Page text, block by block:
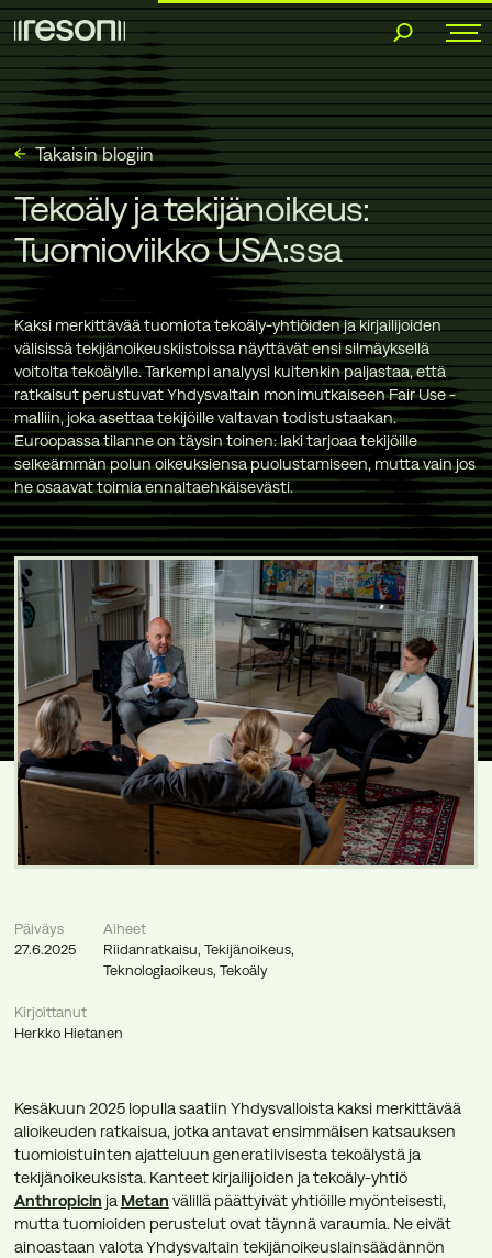
Siirry
sisältöön
Takaisin blogiin
Tekoäly ja tekijänoikeus:
Tuomioviikko USA:ssa
Kaksi merkittävää tuomiota tekoäly-yhtiöiden ja kirjailijoiden
välisissä tekijänoikeuskiistoissa näyttävät ensi silmäyksellä
voitolta tekoälylle. Tarkempi analyysi kuitenkin paljastaa, että
ratkaisut perustuvat Yhdysvaltain monimutkaiseen Fair Use -
malliin, joka asettaa tekijöille valtavan todistustaakan.
Euroopassa tilanne on täysin toinen: laki tarjoaa tekijöille
selkeämmän polun oikeuksiensa puolustamiseen, mutta vain jos
he osaavat toimia ennaltaehkäisevästi.
Päiväys
27.6.2025
Aiheet
Riidanratkaisu,Tekijänoikeus,
Teknologiaoikeus,Tekoäly
Kirjoittanut
Herkko Hietanen
Kesäkuun 2025 lopulla saatiin Yhdysvalloista kaksi merkittävää
alioikeuden ratkaisua, jotka antavat ensimmäisen katsauksen
tuomioistuinten ajatteluun generatiivisesta tekoälystä ja
tekijänoikeuksista. Kanteet kirjailijoiden ja tekoäly-yhtiö
Anthropicin ja Metan välillä päättyivät yhtiöille myönteisesti,
mutta tuomioiden perustelut ovat täynnä varaumia. Ne eivät
ainoastaan valota Yhdysvaltain tekijänoikeuslainsäädännön